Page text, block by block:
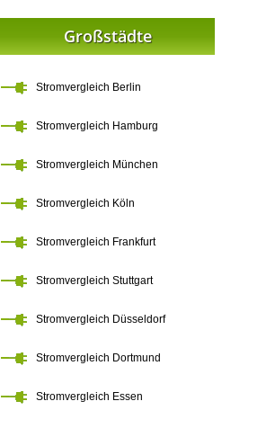
Großstädte
Stromvergleich Berlin
Stromvergleich Hamburg
Stromvergleich München
Stromvergleich Köln
Stromvergleich Frankfurt
Stromvergleich Stuttgart
Stromvergleich Düsseldorf
Stromvergleich Dortmund
Stromvergleich Essen